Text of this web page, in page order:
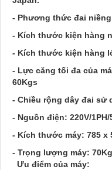
- Phương thức đai
- Kích thước kiện hàng
- Kích thước kiện hàng
- Lực căng tối đa của
60Kgs
- Chiều rộng dây đai sử
- Nguồn điện: 220V/1PH/
- Kích thước máy: 785 x
- Trọng lượng máy:
Ưu điểm của máy: